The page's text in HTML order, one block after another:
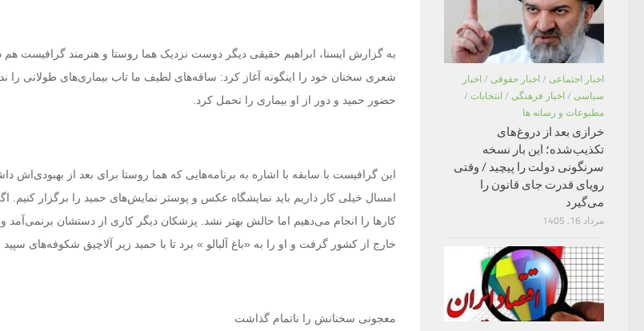
به گزارش ایسنا، ابراهیم حقیقی دیگر دوست نزدیک هما روستا و هنرمند گرافیست هم
شعری سخنان خود را اینگونه آغاز کرد: ساقه‌های لطیف ما تاب بیماری‌های طولانی را
حضور حمید و دور از او بیماری را تحمل کرد.
این گرافیست با سابقه با اشاره به برنامه‌هایی که هما روستا برای بعد از
امسال خیلی کار داریم باید نمایشگاه عکس و پوستر نمایش‌های حمید را برگزار کنیم.
کارها را انجام می‌دهیم اما حالش بهتر نشد. پزشکان دیگر کاری از دستشان
خارج از کشور گرفت و او را به «باغ آلبالو » برد تا با حمید زیر آلاچیق شکوفه‌های سپید
معجونی سخنانش را ناتمام گذاشت
اخبار اجتماعی / اخبار حقوقی / اخبار
سیاسی / اخبار فرهنگی / انتخابات /
مطبوعات و رسانه ها
خرازی بعد از دروغ‌های
تکذیب‌شده؛ این بار نسخه
سرنگونی دولت را پیچید / وقتی
رویای قدرت جای قانون را
می‌گیرد
مرداد 16, 1405